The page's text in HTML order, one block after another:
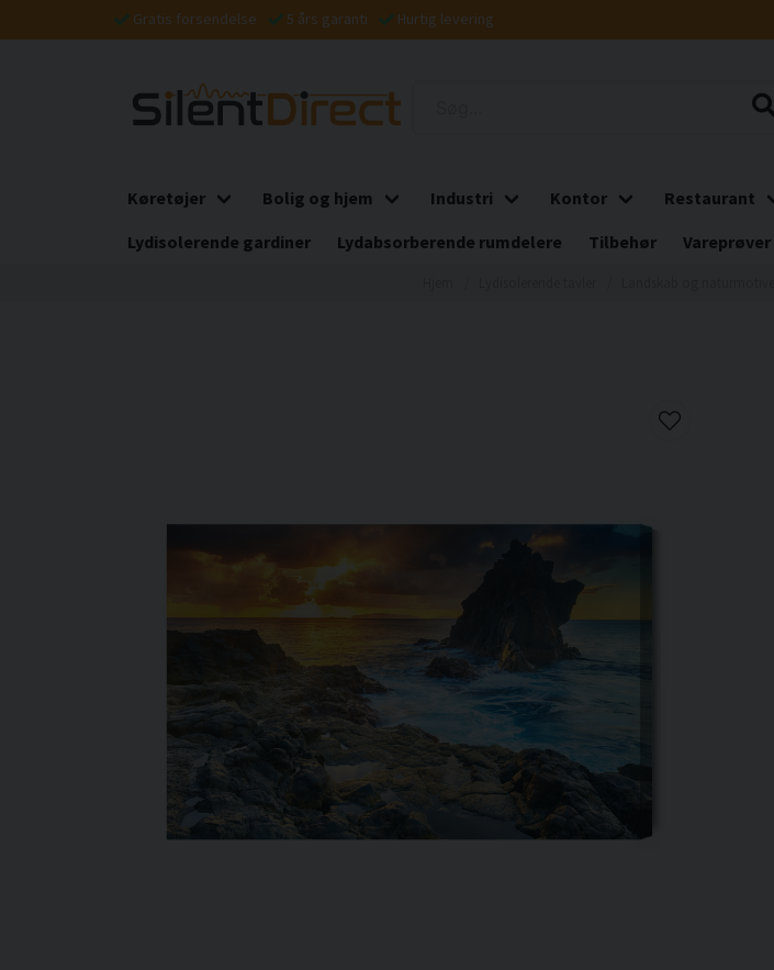
Gratis forsendelse 5 års garanti Hurtig levering
Køretøjer Bolig og hjem Industri Kontor Restaurant
Lydisolerende gardiner
Lydabsorberende rumdelere Tilbehør Vareprøver